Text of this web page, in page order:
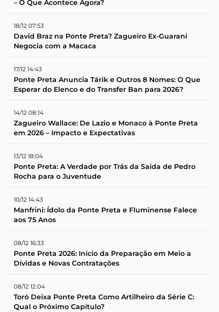
– O Que Acontece Agora?
18/12 07:53
David Braz na Ponte Preta? Zagueiro Ex-Guarani
Negocia com a Macaca
17/12 14:43
Ponte Preta Anuncia Tárik e Outros 8 Nomes: O Que
Esperar do Elenco e do Transfer Ban para 2026?
14/12 08:14
Zagueiro Wallace: De Lazio e Monaco à Ponte Preta
em 2026 – Impacto e Expectativas
13/12 18:04
Ponte Preta: A Verdade por Trás da Saída de Pedro
Rocha para o Juventude
10/12 14:43
Manfrini: Ídolo da Ponte Preta e Fluminense Falece
aos 75 Anos
08/12 16:33
Ponte Preta 2026: Início da Preparação em Meio a
Dívidas e Novas Contratações
08/12 12:04
Toró Deixa Ponte Preta Como Artilheiro da Série C:
Qual o Próximo Capítulo?